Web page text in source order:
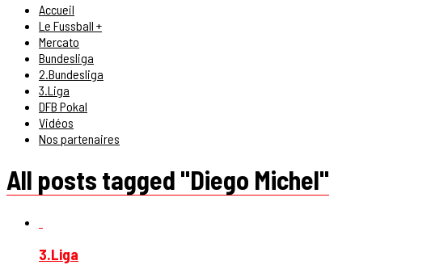
Accueil
Le Fussball +
Mercato
Bundesliga
2.Bundesliga
3.Liga
DFB Pokal
Vidéos
Nos partenaires
All posts tagged "Diego Michel"
3.Liga